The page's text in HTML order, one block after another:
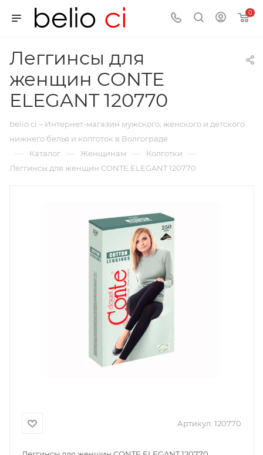
0
Леггинсы для
женщин CONTE
ELEGANT 120770
belio ci – Интернет-магазин мужского, женского и детского
нижнего белья и колготок в Волгограде
— Каталог — Женщинам — Колготки —
Леггинсы для женщин CONTE ELEGANT 120770
Артикул: 120770